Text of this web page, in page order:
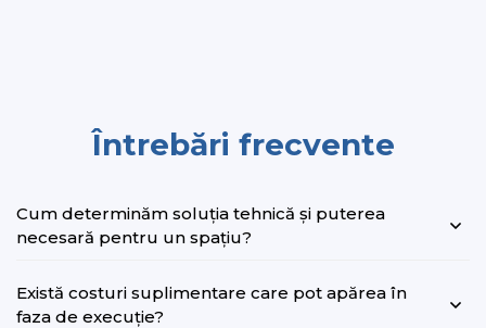
Întrebări frecvente
Cum determinăm soluția tehnică și puterea
necesară pentru un spațiu?
Există costuri suplimentare care pot apărea în
faza de execuție?